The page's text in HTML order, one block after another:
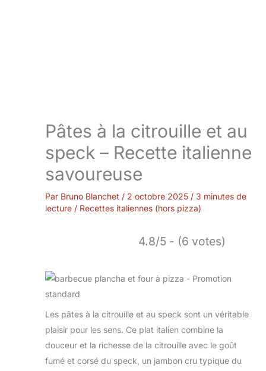
Pâtes à la citrouille et au
speck – Recette italienne
savoureuse
Par Bruno Blanchet / 2 octobre 2025 / 3 minutes de
lecture / Recettes italiennes (hors pizza)
4.8/5 - (6 votes)
Les pâtes à la citrouille et au speck sont un véritable
plaisir pour les sens. Ce plat italien combine la
douceur et la richesse de la citrouille avec le goût
fumé et corsé du speck, un jambon cru typique du